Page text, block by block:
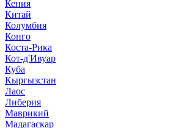
Кения
Китай
Колумбия
Конго
Коста-Рика
Кот-д'Ивуар
Куба
Кыргызстан
Лаос
Либерия
Маврикий
Мадагаскар